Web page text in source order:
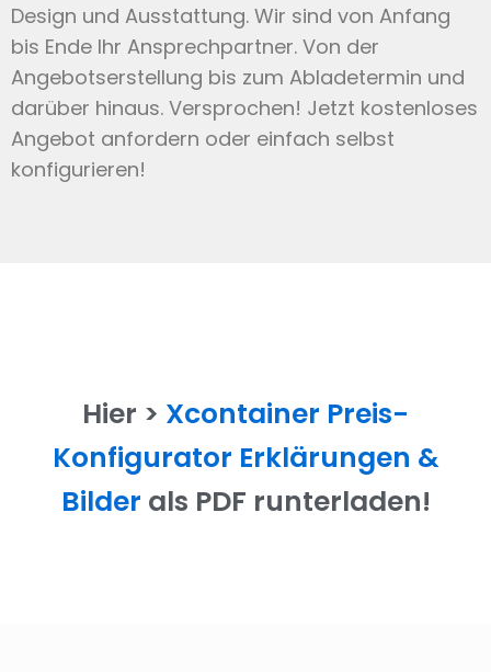
Design und Ausstattung. Wir sind von Anfang
bis Ende Ihr Ansprechpartner. Von der
Angebotserstellung bis zum Abladetermin und
darüber hinaus. Versprochen! Jetzt kostenloses
Angebot anfordern oder einfach selbst
konfigurieren!
Hier > Xcontainer Preis-
Konfigurator Erklärungen &
Bilder als PDF runterladen!